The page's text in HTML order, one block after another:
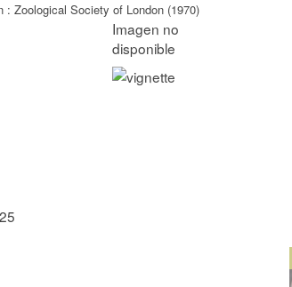
: Zoological Society of London (1970)